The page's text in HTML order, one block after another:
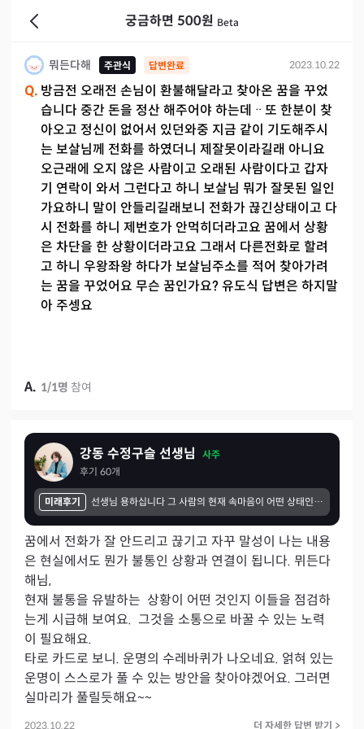
궁금하면 500원 Beta
뭐든다해 주관식 답변완료 2023.10.22
Q. 방금전 오래전 손님이 환불해달라고 찾아온 꿈을 꾸었
습니다 중간 돈을 정산 해주어야 하는데ᆢ또 한분이 찾
아오고 정신이 없어서 있던와중 지금 같이 기도해주시
는 보살님께 전화를 하였더니 제잘못이라길래 아니요
오근래에 오지 않은 사람이고 오래된 사람이다고 갑자
기 연락이 와서 그런다고 하니 보살님 뭐가 잘못된 일인
가요하니 말이 안들리길래보니 전화가 끊긴상태이고 다
시 전화를 하니 제번호가 안먹히더라고요 꿈에서 상황
은 차단을 한 상황이더라고요 그래서 다른전화로 할려
고 하니 우왕좌왕 하다가 보살님주소를 적어 찾아가려
는 꿈을 꾸었어요 무슨 꿈인가요? 유도식 답변은 하지말
아 주셍요
A. 1/1명 참여
강동 수정구슬 선생님
사주
후기 60개
미래후기 선생님 용하십니다 그 사람의 현재 속마음이 어떤 상태인지 저 말고도 다른 사람을 향한 속마음을 여쭤봐도 그것도 정확하시고 만족하는 상담이었습니다. 혼자 힘으로는 알 수 없는 제가 궁금한 사람들의 속마음을 결제를 하면 정확한 답변을 알 수 있다는 사실이 너무 만족스럽습니다.
꿈에서 전화가 잘 안드리고 끊기고 자꾸 말성이 나는 내용
은 현실에서도 뭔가 불통인 상황과 연결이 됩니다. 뮈든다
해님,
현재 불통을 유발하는  상황이 어떤 것인지 이들을 점검하
는게 시급해 보여요.  그것을 소통으로 바꿀 수 있는 노력
이 필요해요.
타로 카드로 보니. 운명의 수레바퀴가 나오네요. 얽혀 있는
운명이 스스로가 풀 수 있는 방안을 찾아야겠어요. 그러면
실마리가 풀릴듯해요~~
2023.10.22 더 자세한 답변 받기 >